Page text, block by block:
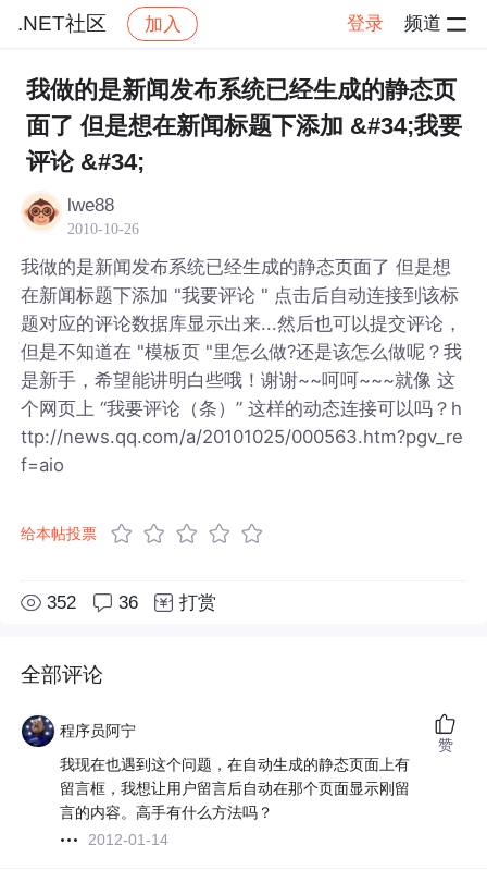
.NET社区 加入 登录 频道
社区 .NET社区 帖子详情
我做的是新闻发布系统已经生成的静态页
面了 但是想在新闻标题下添加 &#34;我要
评论 &#34;
lwe88
2010-10-26
我做的是新闻发布系统已经生成的静态页面了 但是想
在新闻标题下添加 "我要评论 " 点击后自动连接到该标
题对应的评论数据库显示出来...然后也可以提交评论，
但是不知道在 "模板页 "里怎么做?还是该怎么做呢？我
是新手，希望能讲明白些哦！谢谢~~呵呵~~~就像 这
个网页上 “我要评论（条）” 这样的动态连接可以吗？h
ttp://news.qq.com/a/20101025/000563.htm?pgv_re
f=aio
给本帖投票
352 36 打赏
全部评论
程序员阿宁
我现在也遇到这个问题，在自动生成的静态页面上有
留言框，我想让用户留言后自动在那个页面显示刚留
言的内容。高手有什么方法吗？
2012-01-14
赞